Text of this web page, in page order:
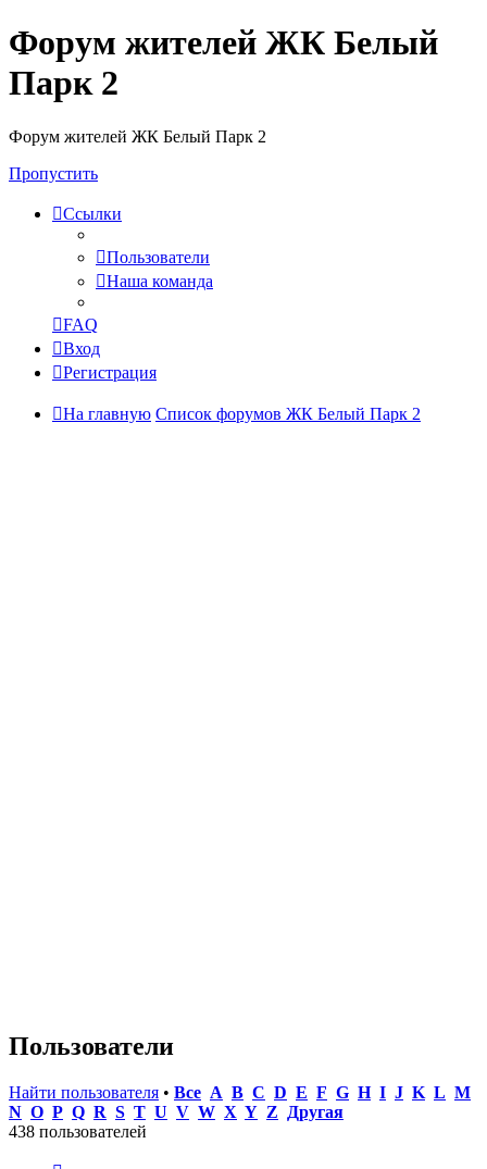
Форум жителей ЖК Белый
Парк 2
Форум жителей ЖК Белый Парк 2
Пропустить
Ссылки
Пользователи
Наша команда
FAQ
Вход
Регистрация
На главную Список форумов ЖК Белый Парк 2
Пользователи
Найти пользователя • Все A B C D E F G H I J K L M
N O P Q R S T U V W X Y Z
Другая
438 пользователей